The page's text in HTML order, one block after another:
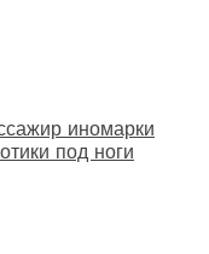
иномарки
под ноги